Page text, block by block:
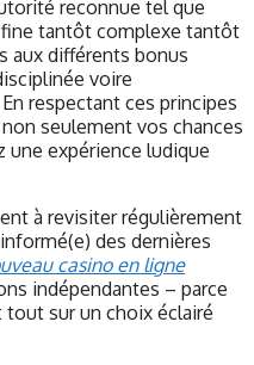
reconnue tel que
fine tantôt complexe tantôt
aux différents bonus
voire
respectant ces principes
seulement vos chances
une expérience ludique
à revisiter régulièrement
des dernières
casino en ligne
indépendantes – parce
tout sur un choix éclairé